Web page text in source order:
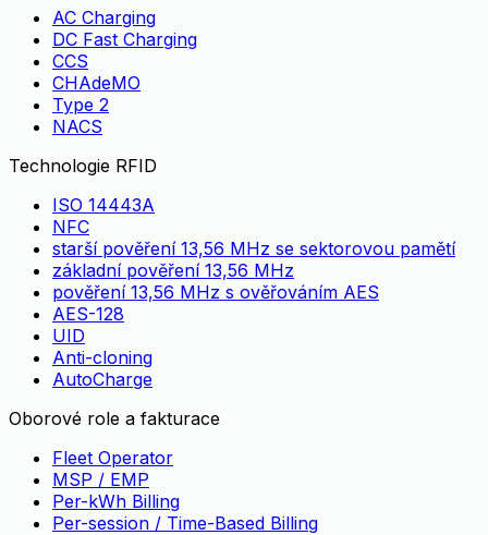
AC Charging
DC Fast Charging
CCS
CHAdeMO
Type 2
NACS
Technologie RFID
ISO 14443A
NFC
starší pověření 13,56 MHz se sektorovou pamětí
základní pověření 13,56 MHz
pověření 13,56 MHz s ověřováním AES
AES-128
UID
Anti-cloning
AutoCharge
Oborové role a fakturace
Fleet Operator
MSP / EMP
Per-kWh Billing
Per-session / Time-Based Billing